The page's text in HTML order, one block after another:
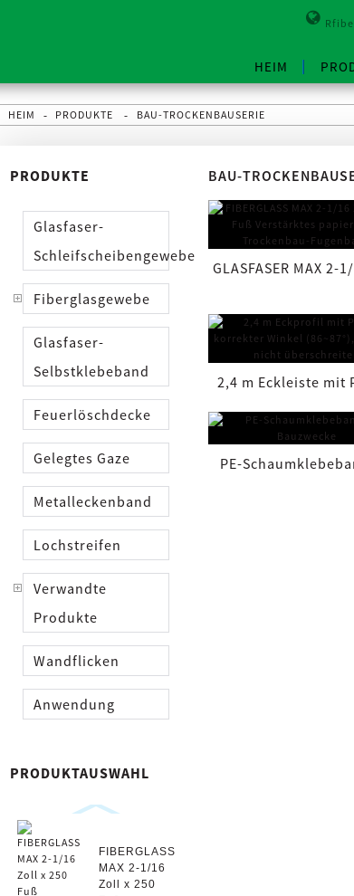
HEIM
HEIM PRODUKTE BAU-TROCKENBAUSERIE
PRODUKTE
Glasfaser-
Schleifscheibengewebe
Fiberglasgewebe
Glasfaser-
Selbstklebeband
Feuerlöschdecke
Gelegtes Gaze
Metalleckenband
Lochstreifen
Verwandte
Produkte
Wandflicken
Anwendung
PRODUKTAUSWAHL
FIBERGLASS
MAX 2-1/16
Zoll x 250
BAU-
GLASFASER MAX 2-
2,4 m Eckleiste mit
korrekter Winkel
PE-